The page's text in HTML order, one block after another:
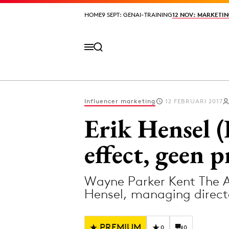
HOME9 SEPT: GENAI-TRAINING12 NOV:
HOME9 SEPT: GENAI-TRAINING12 NOV:
Design
Digital
Diversiteit
Influencer marketing 12 FEBRUARI 2017
Erik Hensel
effect, geen
Wayne Parker Kent The
Hensel, managing
0 0